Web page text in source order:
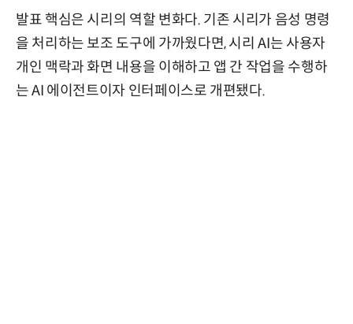
발표 핵심은 시리의 역할 변화다. 기존 시리가 음성 명령
을 처리하는 보조 도구에 가까웠다면, 시리 AI는 사용자
개인 맥락과 화면 내용을 이해하고 앱 간 작업을 수행하
는 AI 에이전트이자 인터페이스로 개편됐다.